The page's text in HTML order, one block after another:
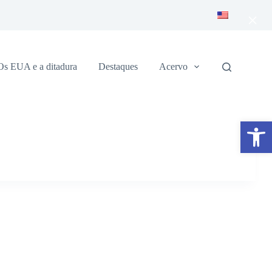
Abrir a barra de ferramentas
EUA e a ditadura Destaques Acervo